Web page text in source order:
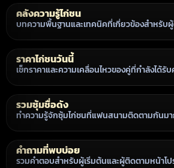
คลังความรู้ไก่ชน
บทความพื้นฐานและเทคนิคที่เกี่ยวข้องสำหรับ
ราคาไก่ชนวันนี้
เช็กราคาและความเคลื่อนไหวของคู่ที่กำลังได้รั
รวมซุ้มชื่อดัง
ทำความรู้จักซุ้มไก่ชนที่แฟนสนามติดตามกันม
คำถามที่พบบ่อย
รวมคำตอบสำหรับผู้เริ่มต้นและผู้ติดตามหน้าโ